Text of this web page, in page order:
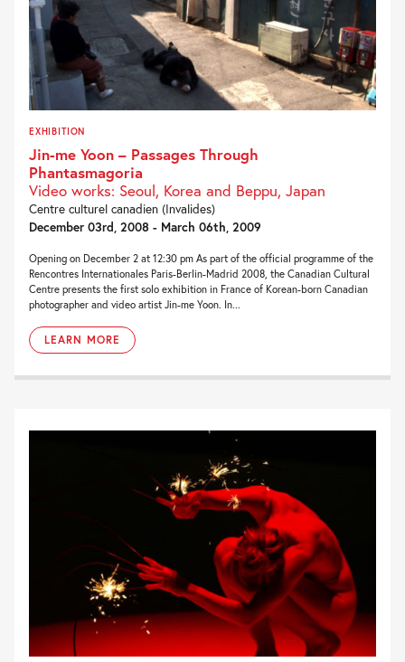
EXHIBITION
Jin-me Yoon – Passages Through
Phantasmagoria
Video works: Seoul, Korea and Beppu, Japan
Centre culturel canadien (Invalides)
December 03rd, 2008 - March 06th, 2009
Opening on December 2 at 12:30 pm As part of the official programme of the
Rencontres Internationales Paris-Berlin-Madrid 2008, the Canadian Cultural
Centre presents the first solo exhibition in France of Korean-born Canadian
photographer and video artist Jin-me Yoon. In...
LEARN MORE